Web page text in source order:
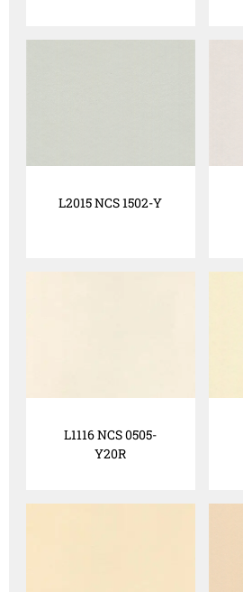
L2015 NCS 1502-Y
L1116 NCS 0505-
Y20R